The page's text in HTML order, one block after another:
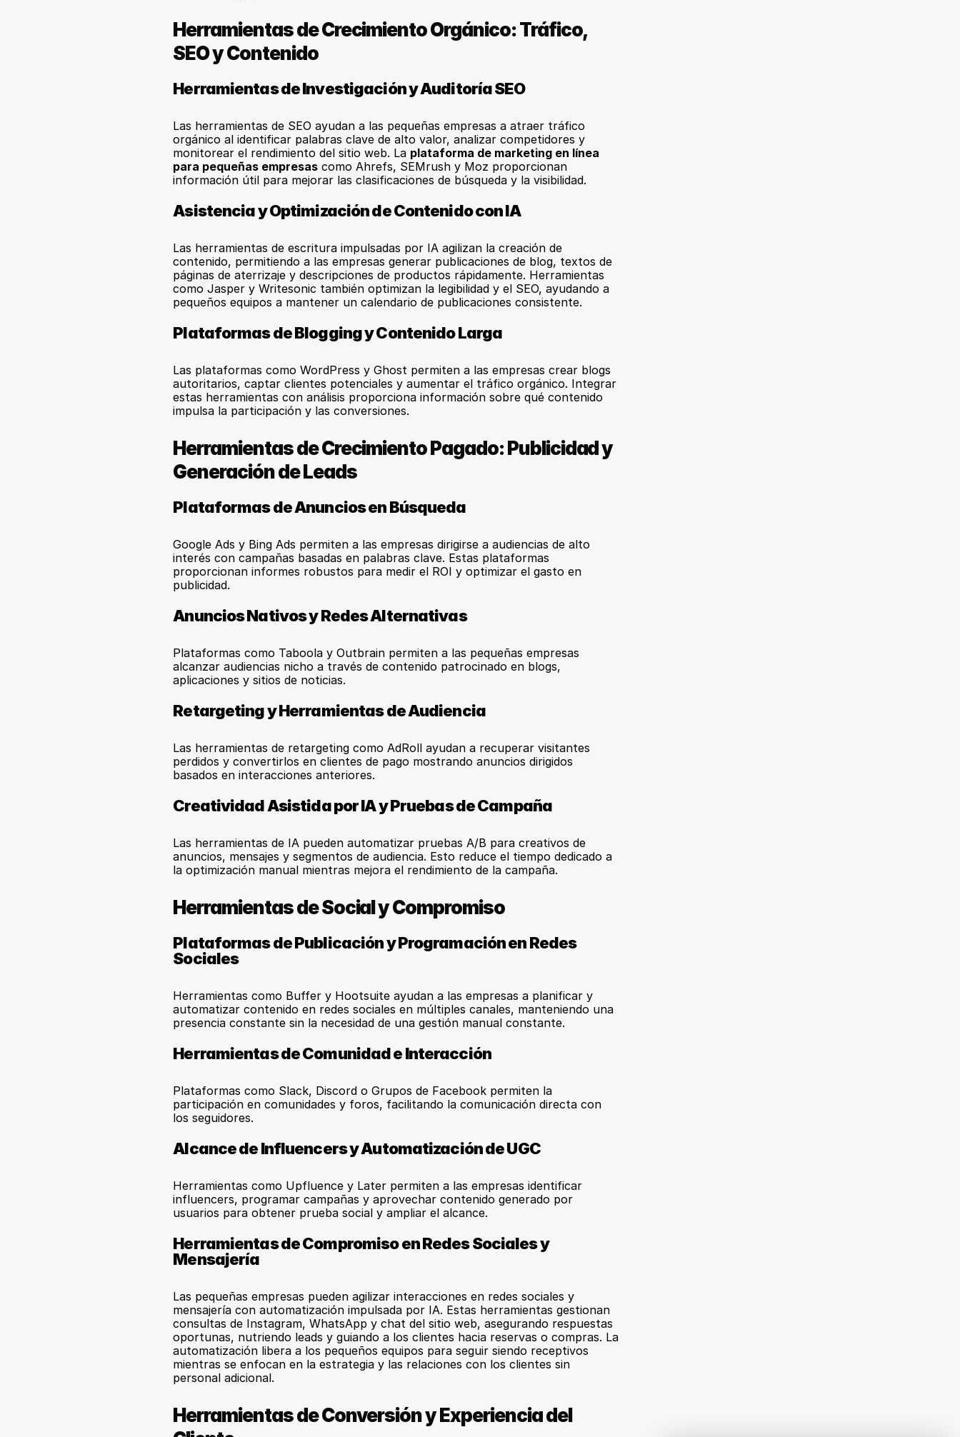
Herramientas de Crecimiento Orgánico: Tráfico,
SEO y Contenido
Herramientas de Investigación y Auditoría SEO
Las herramientas de SEO ayudan a las pequeñas empresas a atraer tráfico
orgánico al identificar palabras clave de alto valor, analizar competidores y
monitorear el rendimiento del sitio web. La plataforma de marketing en línea
para pequeñas empresas como Ahrefs, SEMrush y Moz proporcionan
información útil para mejorar las clasificaciones de búsqueda y la visibilidad.
Asistencia y Optimización de Contenido con IA
Las herramientas de escritura impulsadas por IA agilizan la creación de
contenido, permitiendo a las empresas generar publicaciones de blog, textos de
páginas de aterrizaje y descripciones de productos rápidamente. Herramientas
como Jasper y Writesonic también optimizan la legibilidad y el SEO, ayudando a
pequeños equipos a mantener un calendario de publicaciones consistente.
Plataformas de Blogging y Contenido Larga
Las plataformas como WordPress y Ghost permiten a las empresas crear blogs
autoritarios, captar clientes potenciales y aumentar el tráfico orgánico. Integrar
estas herramientas con análisis proporciona información sobre qué contenido
impulsa la participación y las conversiones.
Herramientas de Crecimiento Pagado: Publicidad y
Generación de Leads
Plataformas de Anuncios en Búsqueda
Google Ads y Bing Ads permiten a las empresas dirigirse a audiencias de alto
interés con campañas basadas en palabras clave. Estas plataformas
proporcionan informes robustos para medir el ROI y optimizar el gasto en
publicidad.
Anuncios Nativos y Redes Alternativas
Plataformas como Taboola y Outbrain permiten a las pequeñas empresas
alcanzar audiencias nicho a través de contenido patrocinado en blogs,
aplicaciones y sitios de noticias.
Retargeting y Herramientas de Audiencia
Las herramientas de retargeting como AdRoll ayudan a recuperar visitantes
perdidos y convertirlos en clientes de pago mostrando anuncios dirigidos
basados en interacciones anteriores.
Creatividad Asistida por IA y Pruebas de Campaña
Las herramientas de IA pueden automatizar pruebas A/B para creativos de
anuncios, mensajes y segmentos de audiencia. Esto reduce el tiempo dedicado a
la optimización manual mientras mejora el rendimiento de la campaña.
Herramientas de Social y Compromiso
Plataformas de Publicación y Programación en Redes
Sociales
Herramientas como Buffer y Hootsuite ayudan a las empresas a planificar y
automatizar contenido en redes sociales en múltiples canales, manteniendo una
presencia constante sin la necesidad de una gestión manual constante.
Herramientas de Comunidad e Interacción
Plataformas como Slack, Discord o Grupos de Facebook permiten la
participación en comunidades y foros, facilitando la comunicación directa con
los seguidores.
Alcance de Influencers y Automatización de UGC
Herramientas como Upfluence y Later permiten a las empresas identificar
influencers, programar campañas y aprovechar contenido generado por
usuarios para obtener prueba social y ampliar el alcance.
Herramientas de Compromiso en Redes Sociales y
Mensajería
Las pequeñas empresas pueden agilizar interacciones en redes sociales y
mensajería con automatización impulsada por IA. Estas herramientas gestionan
consultas de Instagram, WhatsApp y chat del sitio web, asegurando respuestas
oportunas, nutriendo leads y guiando a los clientes hacia reservas o compras. La
automatización libera a los pequeños equipos para seguir siendo receptivos
mientras se enfocan en la estrategia y las relaciones con los clientes sin
personal adicional.
Herramientas de Conversión y Experiencia del